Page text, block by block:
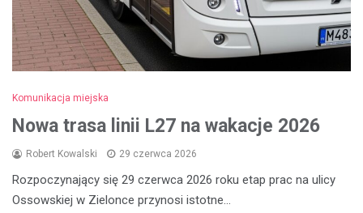
Komunikacja miejska
Nowa trasa linii L27 na wakacje 2026
Robert Kowalski 29 czerwca 2026
Rozpoczynający się 29 czerwca 2026 roku etap prac na ulicy
Ossowskiej w Zielonce przynosi istotne…